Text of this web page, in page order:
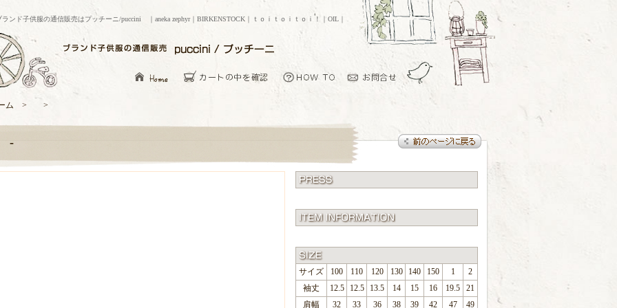
ランド子供服の通信販売はプッチーニ/puccini ｜aneka zephyr｜BIRKENSTOCK｜ｔｏｉｔｏｉｔｏｉ！｜OIL｜
ーム > >
-
サイズ 100 110 120 130 140 150 1
2
袖丈
12.5 12.5 13.5 14 15 16 19.5
21
肩幅
32 33 36 38 39 42 47 49